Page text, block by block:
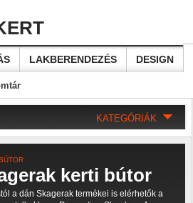
LAKBERENDEZÉS DESIGN
KATEGÓRIÁK
kerti bútor
a dán Skagerak termékei is elérhetők a